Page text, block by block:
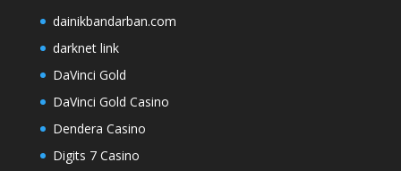
dainikbandarban.com
darknet link
DaVinci Gold
DaVinci Gold Casino
Dendera Casino
Digits 7 Casino